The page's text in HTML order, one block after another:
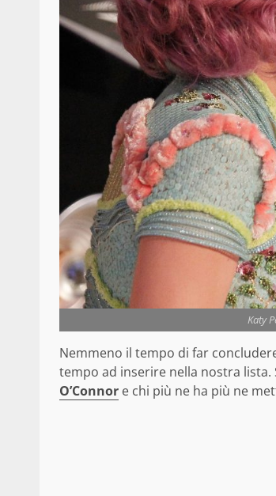
Katy
Nemmeno il tempo di far
tempo ad inserire nella nostra lista.
O’Connor e chi più ne ha più ne